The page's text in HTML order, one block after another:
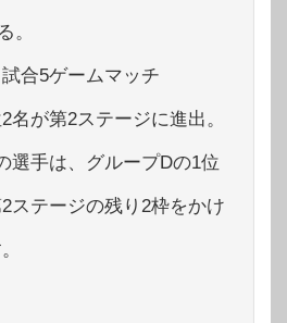
。
合5ゲームマッチ
名が第2ステージに進出。
選手は、グループDの1位
ステージの残り2枠をかけ